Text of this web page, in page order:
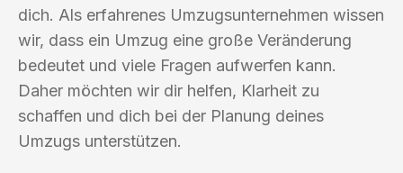
dich. Als erfahrenes Umzugsunternehmen wissen
wir, dass ein Umzug eine große Veränderung
bedeutet und viele Fragen aufwerfen kann.
Daher möchten wir dir helfen, Klarheit zu
schaffen und dich bei der Planung deines
Umzugs unterstützen.